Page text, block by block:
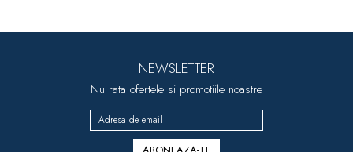
NEWSLETTER
Nu rata ofertele si promotiile noastre